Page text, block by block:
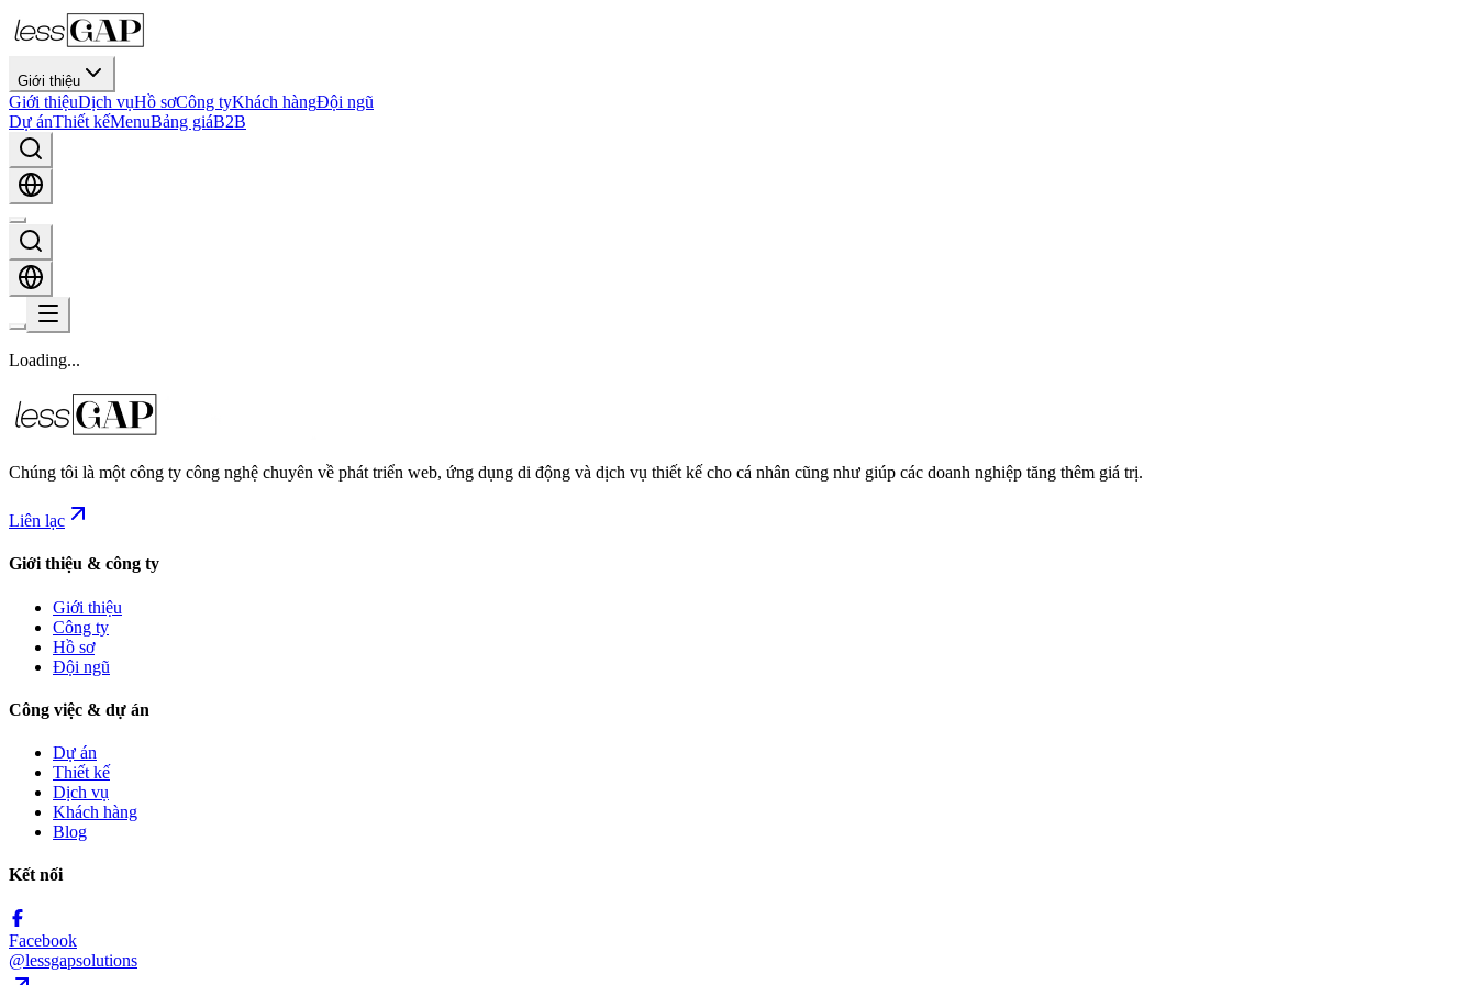
Giới thiệu
Giới thiệuDịch vụHồ sơCông tyKhách hàngĐội ngũ
Dự ánThiết kếMenuBảng giáB2B
Loading...
Chúng tôi là một công ty công nghệ chuyên về phát triển web, ứng dụng di động và dịch vụ thiết kế cho cá nhân cũng như giúp các doanh nghiệp tăng thêm giá trị.
Liên lạc
Giới thiệu & công ty
Giới thiệu
Công ty
Hồ sơ
Đội ngũ
Công việc & dự án
Dự án
Thiết kế
Dịch vụ
Khách hàng
Blog
Kết nối
Facebook
@lessgapsolutions